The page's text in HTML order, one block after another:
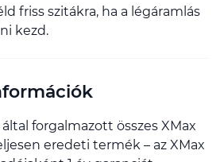
friss szitákra, ha a légáramlás
kezd.
forgalmazott összes XMax
eredeti termék – az XMax